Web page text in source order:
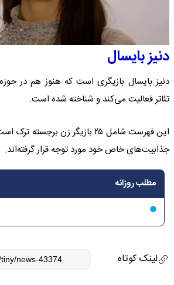
دنیز بایسال
دنیز بایسال بازیگری است که هنوز هم در
تئاتر فعالیت می‌کند و شناخته شده است.
این فهرست شامل ۲۵ بازیگر زن
جذابیت‌های خاص خود مورد توجه قرار گرفته‌اند.
مطلب روزانه
لینک کوتاه